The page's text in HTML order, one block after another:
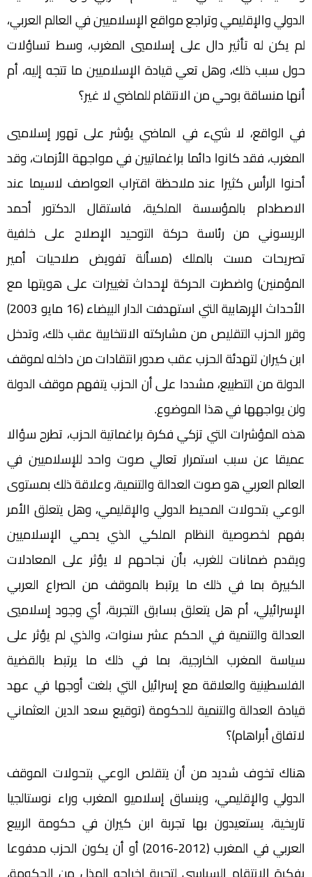
الدولي والإقليمي وتراجع مواقع الإسلاميين في العالم العربي،
لم يكن له تأثير دال على إسلاميي المغرب، وسط تساؤلات
حول سبب ذلك، وهل تعي قيادة الإسلاميين ما تتجه إليه، أم
أنها منساقة بوحي من الانتقام للماضي لا غير؟
في الواقع، لا شيء في الماضي يؤشر على تهور إسلاميي
المغرب، فقد كانوا دائما براغماتيين في مواجهة الأزمات، وقد
أحنوا الرأس كثيرا عند ملاحظة اقتراب العواصف لاسيما عند
الاصطدام بالمؤسسة الملكية، فاستقال الدكتور أحمد
الريسوني من رئاسة حركة التوحيد الإصلاح على خلفية
تصريحات مست بالملك (مسألة تفويض صلاحيات أمير
المؤمنين) واضطرت الحركة لإحداث تغييرات على هويتها مع
الأحداث الإرهابية التي استهدفت الدار البيضاء (16 مايو 2003)
وقرر الحزب التقليص من مشاركته الانتخابية عقب ذلك، وتدخل
ابن كيران لتهدئة الحزب عقب صدور انتقادات من داخله لموقف
الدولة من التطبيع، مشددا على أن الحزب يتفهم موقف الدولة
ولن يواجهها في هذا الموضوع.
هذه المؤشرات التي تزكي فكرة براغماتية الحزب، تطرح سؤالا
عميقا عن سبب استمرار تعالي صوت واحد للإسلاميين في
العالم العربي هو صوت العدالة والتنمية، وعلاقة ذلك بمستوى
الوعي بتحولات المحيط الدولي والإقليمي، وهل يتعلق الأمر
بفهم لخصوصية النظام الملكي الذي يحمي الإسلاميين
ويقدم ضمانات للغرب، بأن نجاحهم لا يؤثر على المعادلات
الكبيرة بما في ذلك ما يرتبط بالموقف من الصراع العربي
الإسرائيلي، أم هل يتعلق بسابق التجربة، أي وجود إسلاميي
العدالة والتنمية في الحكم عشر سنوات، والذي لم يؤثر على
سياسة المغرب الخارجية، بما في ذلك ما يرتبط بالقضية
الفلسطينية والعلاقة مع إسرائيل التي بلغت أوجها في عهد
قيادة العدالة والتنمية للحكومة (توقيع سعد الدين العثماني
لاتفاق أبراهام)؟
هناك تخوف شديد من أن يتقلص الوعي بتحولات الموقف
الدولي والإقليمي، وينساق إسلاميو المغرب وراء نوستالجيا
تاريخية، يستعيدون بها تجربة ابن كيران في حكومة الربيع
العربي في المغرب (2012-2016) أو أن يكون الحزب مدفوعا